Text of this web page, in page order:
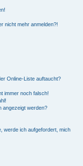
nicht mehr anmelden?!
Online-Liste auftaucht?
immer noch falsch!
angezeigt werden?
werde ich aufgefordert, mich